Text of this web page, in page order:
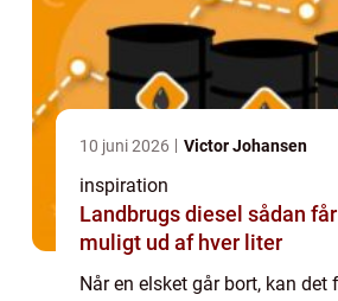
10 juni 2026 Victor Johansen
inspiration
Landbrugs diesel sådan får du mest
muligt ud af hver liter
Når en elsket går bort, kan det